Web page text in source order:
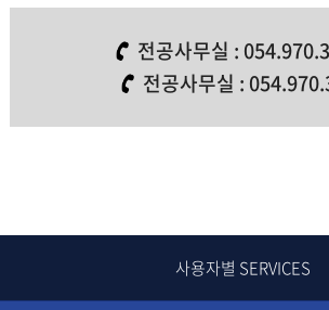
전공사무실 :
전공사무실 :
사용자별 SERVICES